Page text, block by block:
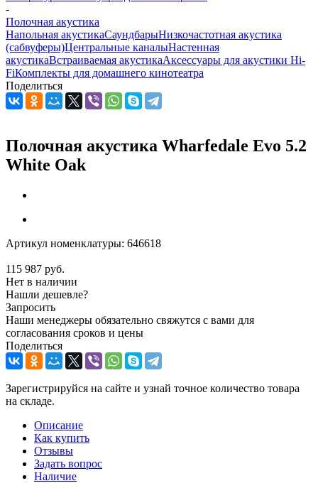
-
Полочная акустика
Напольная акустикаСаундбарыНизкочастотная акустика
(сабвуферы)Центральные каналыНастенная
акустикаВстраиваемая акустикаАксессуары для акустики Hi-
FiКомплекты для домашнего кинотеатра
Поделиться
Полочная акустика Wharfedale Evo 5.2
White Oak
Артикул номенклатуры: 646618
115 987 руб.
Нет в наличии
Нашли дешевле?
Запросить
Наши менеджеры обязательно свяжутся с вами для
согласования сроков и цены
Поделиться
Зарегистрируйся на сайте и узнай точное количество товара
на складе.
Описание
Как купить
Отзывы
Задать вопрос
Наличие